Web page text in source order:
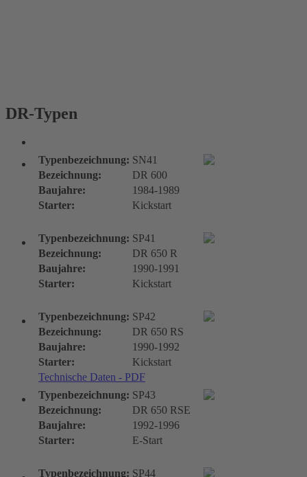
DR-Typen
Typenbezeichnung: SN41
Bezeichnung:
DR 600
Baujahre:
1984-1989
Starter:
Kickstart
Typenbezeichnung: SP41
Bezeichnung:
DR 650 R
Baujahre:
1990-1991
Starter:
Kickstart
Typenbezeichnung: SP42
Bezeichnung:
DR 650 RS
Baujahre:
1990-1992
Starter:
Kickstart
Technische Daten - PDF
Typenbezeichnung: SP43
Bezeichnung:
DR 650 RSE
Baujahre:
1992-1996
Starter:
E-Start
Typenbezeichnung: SP44